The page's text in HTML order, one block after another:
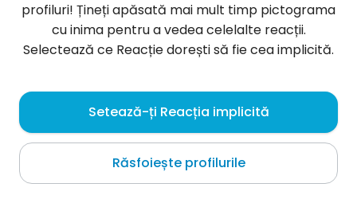
HdiBnHamzaGhs , 28
Tataouine
Despre mine
profiluri! Țineți apăsată mai mult timp pictograma
cu inima pentru a vedea celelalte reacții.
Selectează ce Reacție dorești să fie cea implicită.
Setează-ți Reacția implicită
Răsfoiește profilurile